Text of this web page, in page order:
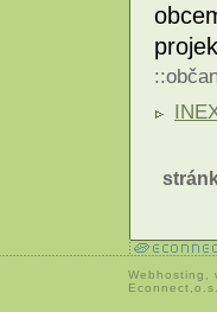
::
Webhosting